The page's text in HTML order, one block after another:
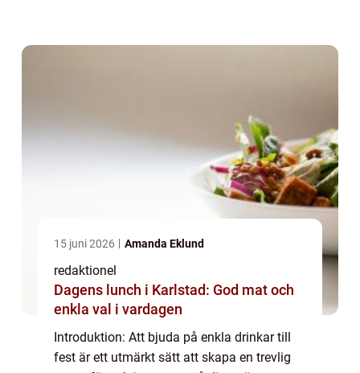
15 juni 2026 Amanda Eklund
redaktionel
Dagens lunch i Karlstad: God mat och
enkla val i vardagen
Introduktion: Att bjuda på enkla drinkar till
fest är ett utmärkt sätt att skapa en trevlig